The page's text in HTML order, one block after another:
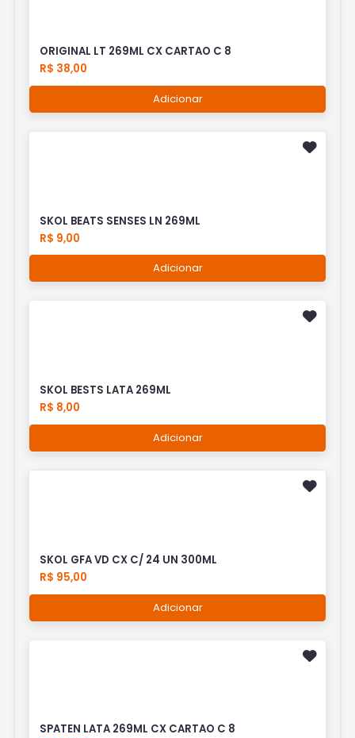
ORIGINAL LT 269ML CX CARTAO C 8
R$ 38,00
Adicionar
SKOL BEATS SENSES LN 269ML
R$ 9,00
Adicionar
SKOL BESTS LATA 269ML
R$ 8,00
Adicionar
SKOL GFA VD CX C/ 24 UN 300ML
R$ 95,00
Adicionar
SPATEN LATA 269ML CX CARTAO C 8